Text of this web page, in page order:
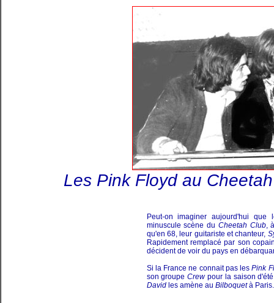
Les Pink Floyd au
Peut-on imaginer aujourd'hui
minuscule scène du Cheetah Club,
qu'en 68, leur guitariste et chanteur,
Rapidement remplacé par son
décident de voir du pays en
Si la France ne connait pas lesPink
son groupeCrewpour la saison
Davidles amène au Bilboquetà Paris.